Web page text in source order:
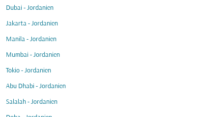
Dubai - Jordanien
Jakarta - Jordanien
Manila - Jordanien
Mumbai - Jordanien
Tokio - Jordanien
Abu Dhabi - Jordanien
Salalah - Jordanien